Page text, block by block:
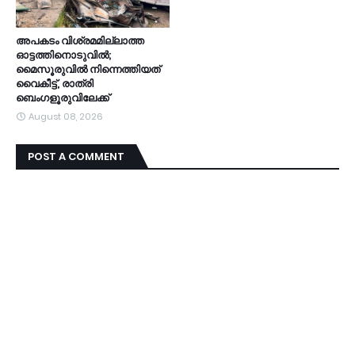
അപകടം വിശ്രമമില്ലാത്ത
ഓട്ടത്തിനൊടുവിൽ;
മൈസൂരുവിൽ നിന്നെത്തിയത്
വൈകീട്ട്, രാത്രി
ബെംഗളൂരുവിലേക്ക്
August 08, 2026
POST A COMMENT